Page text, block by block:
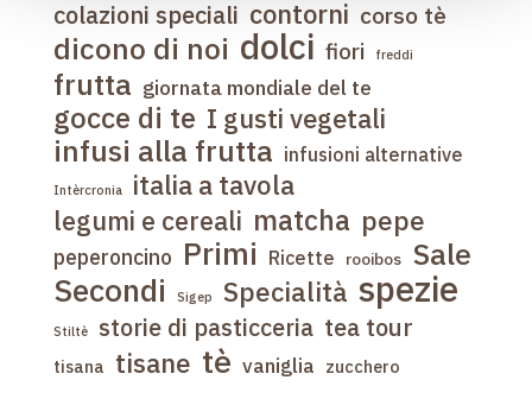
colazioni speciali contorni corso tè
dicono di noi dolci fiori freddi
frutta giornata mondiale del te
gocce di te I gusti vegetali
infusi alla frutta infusioni alternative
Intèrcronia italia a tavola
legumi e cereali matcha pepe
peperoncino Primi Ricette rooibos Sale
Secondi Sigep Specialità spezie
Stiltè storie di pasticceria tea tour
tisana tisane tè vaniglia zucchero